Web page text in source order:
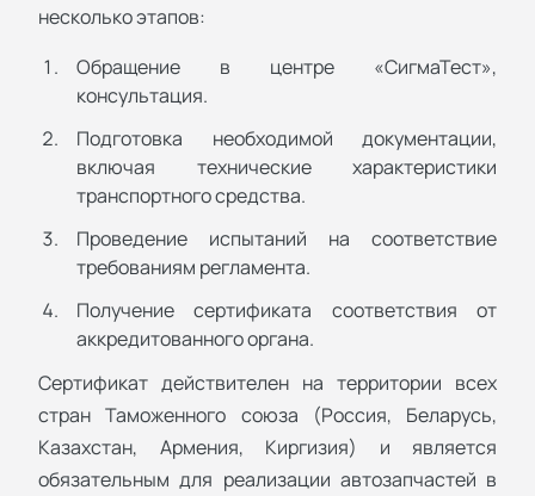
несколько этапов:
Обращение в центре «СигмаТест»,
консультация.
Подготовка необходимой документации,
включая технические характеристики
транспортного средства.
Проведение испытаний на соответствие
требованиям регламента.
Получение сертификата соответствия от
аккредитованного органа.
Сертификат действителен на территории всех
стран Таможенного союза (Россия, Беларусь,
Казахстан, Армения, Киргизия) и является
обязательным для реализации автозапчастей в